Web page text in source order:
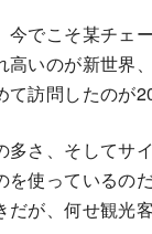
今でこそ某チェ
高いのが新世界
て訪問したのが
多さ、そしてサ
を使っているの
だが、何せ観光